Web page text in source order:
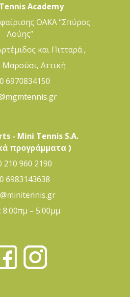
- Mini Tennis S.A.
προγράμματα )
210 960 2190
6983143638
8:00πμ – 5:00μμ
Academy
ΟΑΚΑ “Σπύρος
Λούης”
και Πιτταρά ,
Μαρούσι, Αττική
6970834150